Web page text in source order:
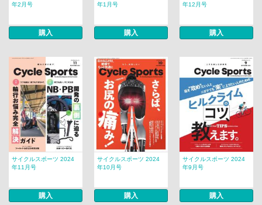
年2月号
購入
年1月号
購入
年12月号
購入
サイクルスポーツ 2024
年11月号
購入
サイクルスポーツ 2024
年10月号
購入
サイクルスポーツ 2024
年9月号
購入